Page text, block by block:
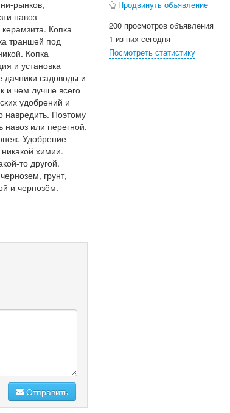
рынков,
навоз
Копка
траншей под
Копка
и установка
садоводы и
и чем лучше всего
удобрений и
навредить. Поэтому
или перегной.
Удобрение
химии.
то другой.
грунт,
и чернозём.
Отправить
Продвинуть объявление
200 просмотров объявления
1 из них сегодня
Посмотреть статистику